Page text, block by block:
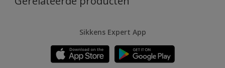
Sikkens Expert App